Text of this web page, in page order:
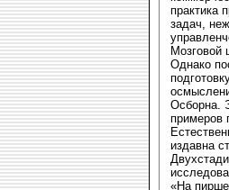
практика
задач,
Мозговой
Однако
Осборна.
примеров
издавна
«На